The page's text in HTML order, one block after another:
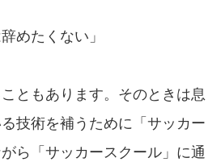
めたくない」
ともあります。そのときは息
技術を補うために「サッカー
ら「サッカースクール」に通